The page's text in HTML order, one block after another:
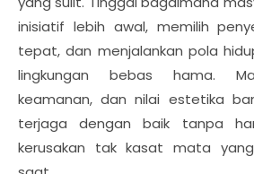
inisiatif lebih awal, memilih
tepat, dan menjalankan pola
lingkungan bebas hama.
keamanan, dan nilai estetika
terjaga dengan baik tanpa
kerusakan tak kasat mata